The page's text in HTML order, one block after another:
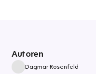
Autoren
Dagmar Rosenfeld